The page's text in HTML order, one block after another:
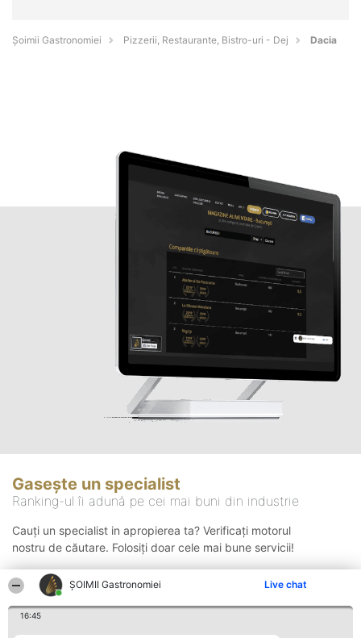
ȘOIMII Gastronomiei Live chat
16:45
Șoimii Gastronomiei Pizzerii, Restaurante, Bistro-uri - Dej Dacia
Gasește un specialist
Ranking-ul îi adună pe cei mai buni din industrie
Cauți un specialist in apropierea ta? Verificați motorul
nostru de căutare. Folosiți doar cele mai bune servicii!